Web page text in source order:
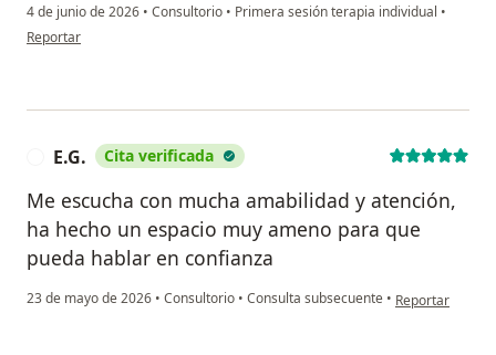
4 de junio de 2026 • Consultorio • Primera sesión terapia individual •
en opinión del usuario NC
Reportar
E.G. Cita verificada
Me escucha con mucha amabilidad y atención,
ha hecho un espacio muy ameno para que
pueda hablar en confianza
23 de mayo de 2026 • Consultorio • Consulta subsecuente • en opinión del
Reportar